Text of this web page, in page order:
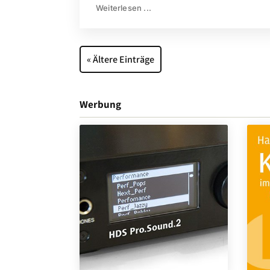
Weiterlesen ...
« Ältere Einträge
Werbung